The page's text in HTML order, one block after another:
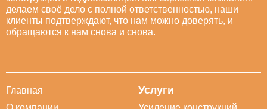
делаем своё дело с полной ответственностью, наши
клиенты подтверждают, что нам можно доверять, и
обращаются к нам снова и снова.
Главная
Услуги